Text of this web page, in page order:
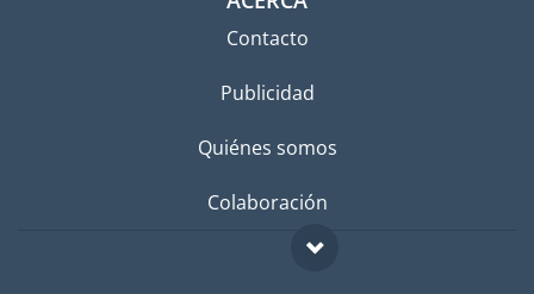
Contacto
Publicidad
Quiénes somos
Colaboración